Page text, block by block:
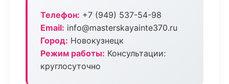
Телефон: +7 (949) 537-54-98
Email: info@masterskayainte370.ru
Город: Новокузнецк
Режим работы: Консультации:
круглосуточно